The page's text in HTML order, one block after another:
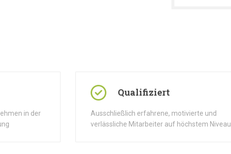
in der
Qualifiziert
Ausschließlich erfahrene, motivierte und
verlässliche Mitarbeiter auf höchstem Niveau